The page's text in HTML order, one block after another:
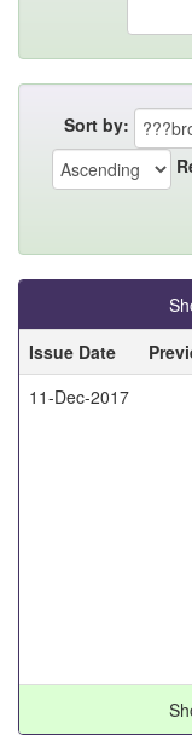
Sort by:
Issue Date
11-Dec-2017